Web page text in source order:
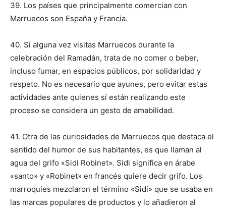
39. Los países que principalmente comercian con
Marruecos son España y Francia.
40. Si alguna vez visitas Marruecos durante la
celebración del Ramadán, trata de no comer o beber,
incluso fumar, en espacios públicos, por solidaridad y
respeto. No es necesario que ayunes, pero evitar estas
actividades ante quienes sí están realizando este
proceso se considera un gesto de amabilidad.
41. Otra de las curiosidades de Marruecos que destaca el
sentido del humor de sus habitantes, es que llaman al
agua del grifo «Sidi Robinet». Sidi significa en árabe
«santo» y «Robinet» en francés quiere decir grifo. Los
marroquíes mezclaron el término «Sidi» que se usaba en
las marcas populares de productos y lo añadieron al